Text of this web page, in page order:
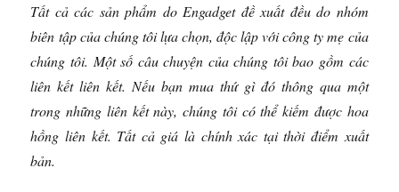
Tất cả các sản phẩm do Engadget đề xuất đều do nhóm
biên tập của chúng tôi lựa chọn, độc lập với công ty mẹ của
chúng tôi. Một số câu chuyện của chúng tôi bao gồm các
liên kết liên kết. Nếu bạn mua thứ gì đó thông qua một
trong những liên kết này, chúng tôi có thể kiếm được hoa
hồng liên kết. Tất cả giá là chính xác tại thời điểm xuất
bản.